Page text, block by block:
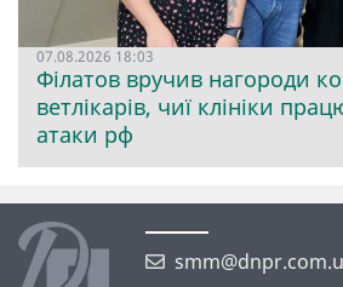
07.08.2026 18:03
Філатов вручив нагороди
ветлікарів, чиї клініки
атаки рф